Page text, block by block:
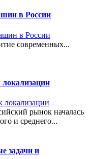
в России
современных...
локализации
рынок началась
и среднего...
задачи и